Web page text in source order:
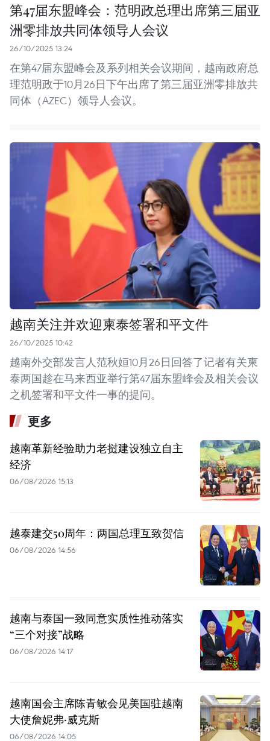
第47届东盟峰会：范明政总理出席第三届亚
洲零排放共同体领导人会议
26/10/2025 13:24
在第47届东盟峰会及系列相关会议期间，越南政府总
理范明政于10月26日下午出席了第三届亚洲零排放共
同体（AZEC）领导人会议。
越南关注并欢迎柬泰签署和平文件
26/10/2025 10:42
越南外交部发言人范秋姮10月26日回答了记者有关柬
泰两国趁在马来西亚举行第47届东盟峰会及相关会议
之机签署和平文件一事的提问。
更多
越南革新经验助力老挝建设独立自主
经济
06/08/2026 15:13
越泰建交50周年：两国总理互致贺信
06/08/2026 14:56
越南与泰国一致同意实质性推动落实
“三个对接”战略
06/08/2026 14:17
越南国会主席陈青敏会见美国驻越南
大使詹妮弗·威克斯
06/08/2026 14:05